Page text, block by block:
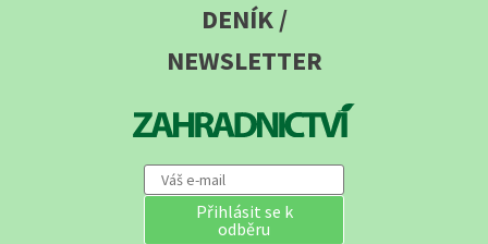
DENÍK /
NEWSLETTER
Přihlásit se k
odběru